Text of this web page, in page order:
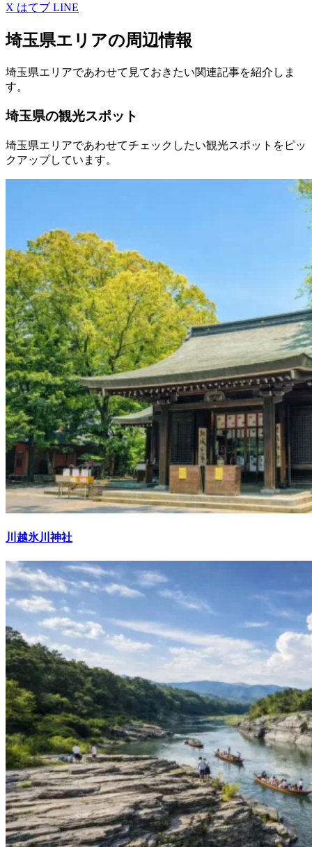
X はてブ LINE
埼玉県エリアの周辺情報
埼玉県エリアであわせて見ておきたい関連記事を紹介しま
す。
埼玉県の観光スポット
埼玉県エリアであわせてチェックしたい観光スポットをピッ
クアップしています。
川越氷川神社